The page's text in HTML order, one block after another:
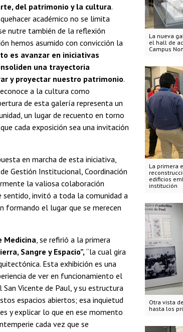
La nueva
el hall de
Campus
La primera
edificios
institución
Otra vista
hasta los
del patrimonio y la cultura.
académico no se limita
nutre también de la reflexión
hemos asumido con convicción la
es avanzar en iniciativas
una trayectoria
y proyectar nuestro patrimonio.
a la cultura como
de esta galería representa un
un lugar de recuento en torno
cada exposición sea una invitación
en marcha de esta iniciativa,
Gestión Institucional, Coordinación
la valiosa colaboración
sentido, invitó a toda la comunidad a
formando el lugar que se merecen
Medicina , se refirió a la primera
Sangre y Espacio”, “la cual gira
Esta exhibición es una
de ver en funcionamiento el
Vicente de Paul, y su estructura
espacios abiertos; esa inquietud
y explicar lo que en ese momento
cada vez que se